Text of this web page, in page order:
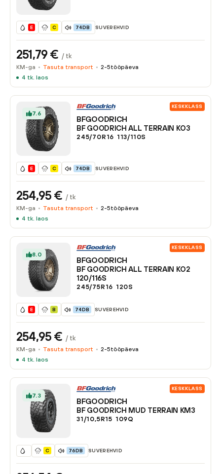
E C 74DB SUVEREHVID
251,79 € / tk
KM-ga Tasuta transport 2-5tööpäeva
4 tk. laos
7.6
KESKKLASS
BFGOODRICH
BF GOODRICH ALL TERRAIN KO3
245/70R16 113/110S
E C 74DB SUVEREHVID
254,95 € / tk
KM-ga Tasuta transport 2-5tööpäeva
4 tk. laos
8.0
KESKKLASS
BFGOODRICH
BF GOODRICH ALL TERRAIN KO2
120/116S
245/75R16 120S
E B 74DB SUVEREHVID
254,95 € / tk
KM-ga Tasuta transport 2-5tööpäeva
4 tk. laos
7.3
KESKKLASS
BFGOODRICH
BF GOODRICH MUD TERRAIN KM3
31/10,5R15 109Q
C 76DB SUVEREHVID